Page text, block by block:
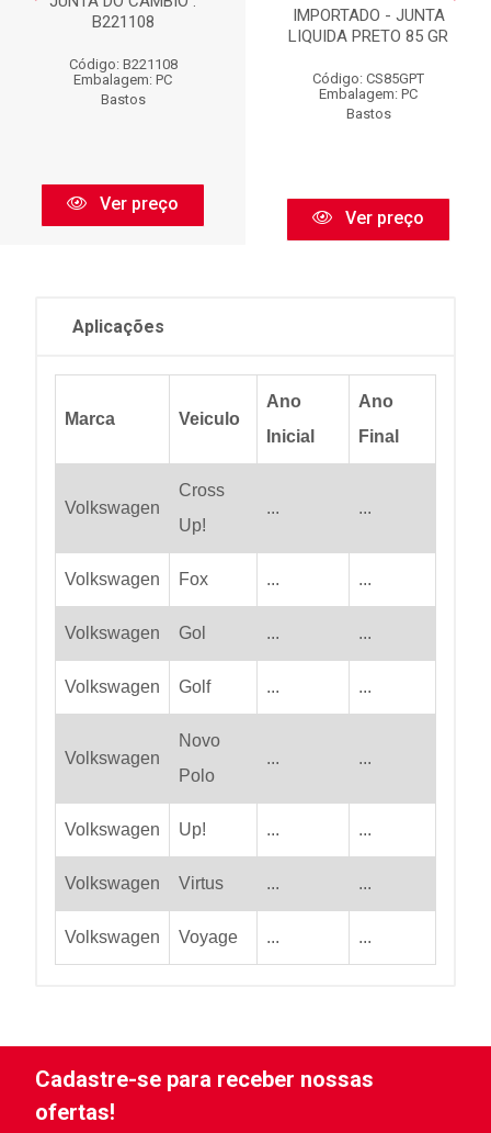
B221108
Código: B221108
Embalagem: PC
Bastos
Ver preço
IMPORTADO - JUNTA
LIQUIDA PRETO 85 GR
Código: CS85GPT
Embalagem: PC
Bastos
Ver preço
Aplicações
Marca Veiculo
Ano
Inicial
Ano
Final
Volkswagen
Cross
Up!
... ...
Volkswagen Fox ... ...
Volkswagen Gol ... ...
Volkswagen Golf ... ...
Volkswagen
Novo
Polo
... ...
Volkswagen Up! ... ...
Volkswagen Virtus ... ...
Volkswagen Voyage ... ...
Cadastre-se para receber nossas
ofertas!